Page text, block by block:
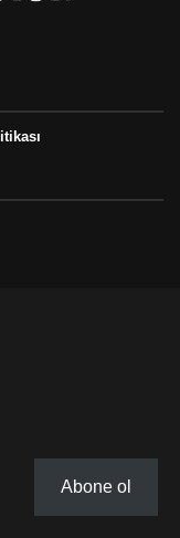
Abone ol